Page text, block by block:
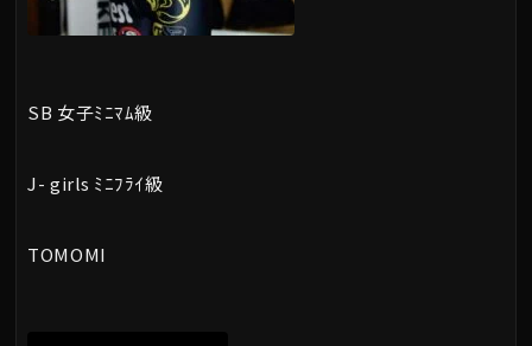
SB 女子ﾐﾆﾏﾑ級
J- girls ﾐﾆﾌﾗｲ級
TOMOMI